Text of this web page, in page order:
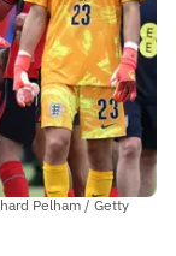
Pelham / Getty